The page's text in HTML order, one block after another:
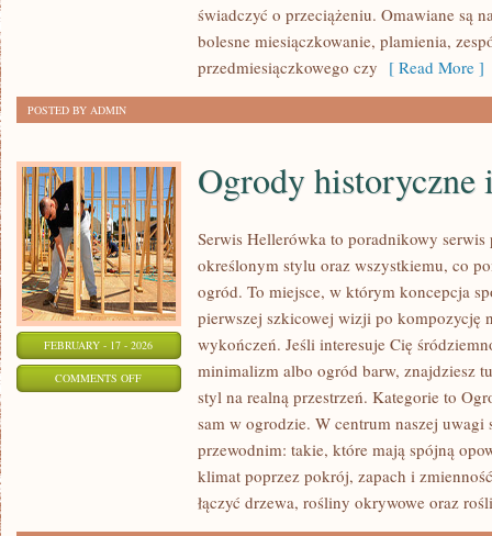
świadczyć o przeciążeniu. Omawiane są
bolesne miesiączkowanie, plamienia,
przedmiesiączkowego czy [ Read More ]
POSTED BY ADMIN
FEBRUARY - 17 - 2026
COMMENTS OFFON
HISTORYCZNE
BOTANICZNE
Ogrody historyczne
Serwis Hellerówka to poradnikowy
określonym stylu oraz wszystkiemu, co
ogród. To miejsce, w którym koncepcja
pierwszej szkicowej wizji po kompozycję
wykończeń. Jeśli interesuje Cię
minimalizm albo ogród barw, znajdziesz
styl na realną przestrzeń. Kategorie to
sam w ogrodzie. W centrum naszej
przewodnim: takie, które mają spójną
klimat poprzez pokrój, zapach i
łączyć drzewa, rośliny okrywowe oraz